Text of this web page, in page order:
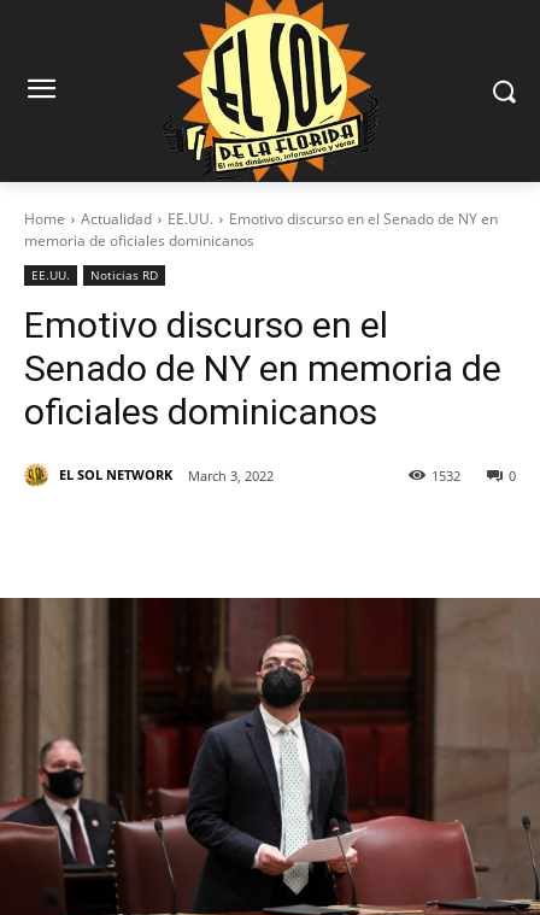
Home Actualidad EE.UU.
Emotivo discurso en el Senado de NY en
memoria de oficiales dominicanos
EE.UU. Noticias RD
Emotivo discurso en el
Senado de NY en memoria de
oficiales dominicanos
EL SOL NETWORK March 3, 2022 0
1532